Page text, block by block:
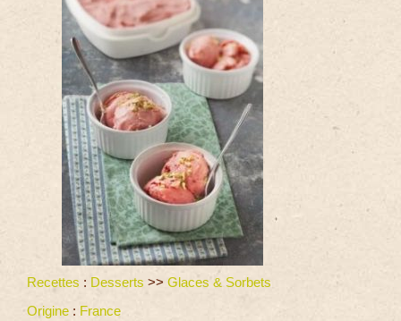
Recettes : Desserts >> Glaces & Sorbets
Origine : France